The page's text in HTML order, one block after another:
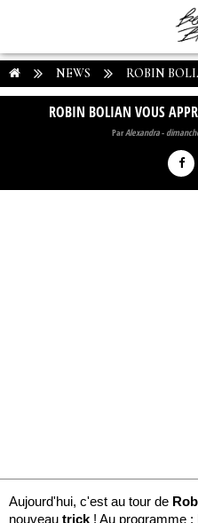
NEWS ROBIN
ROBIN BOLIAN VOUS
ParAlexandra-
Aujourd'hui, c'est au tour de
nouveau trick ! Au programme